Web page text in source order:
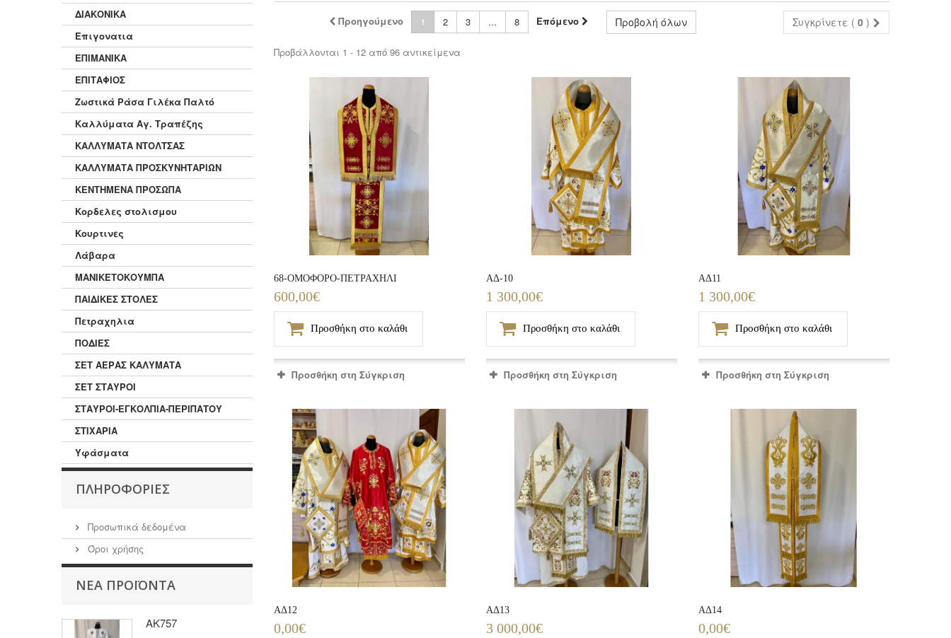
ΔΙΑΚΟΝΙΚΑ
Επιγονατια
ΕΠΙΜΑΝΙΚΑ
ΕΠΙΤΑΦΙΟΣ
Ζωστικά Ράσα Γιλέκα Παλτό
Καλλύματα Αγ. Τραπέζης
ΚΑΛΛΥΜΑΤΑ ΝΤΟΛΤΣΑΣ
ΚΑΛΛΥΜΑΤΑ ΠΡΟΣΚΥΝΗΤΑΡΙΩΝ
ΚΕΝΤΗΜΕΝΑ ΠΡΟΣΩΠΑ
Κορδελες στολισμου
Κουρτινες
Λάβαρα
ΜΑΝΙΚΕΤΟΚΟΥΜΠΑ
ΠΑΙΔΙΚΕΣ ΣΤΟΛΕΣ
Πετραχηλια
ΠΟΔΙΕΣ
ΣΕΤ ΑΕΡΑΣ ΚΑΛΥΜΑΤΑ
ΣΕΤ ΣΤΑΥΡΟΙ
ΣΤΑΥΡΟΙ-ΕΓΚΟΛΠΙΑ-ΠΕΡΙΠΑΤΟΥ
ΣΤΙΧΑΡΙΑ
Υφάσματα
ΠΛΗΡΟΦΟΡΊΕΣ
Προσωπικά δεδομένα
Όροι χρήσης
ΝΈΑ ΠΡΟΪΌΝΤΑ
ΑΚ757
Συγκρίνετε ( 0 )
Προβολή όλων
Προηγούμενο 1 2 3 ... 8 Επόμενο
Προβάλλονται 1 - 12 από 96 αντικείμενα
68-ΟΜΟΦΟΡΟ-ΠΕΤΡΑΧΗΛΙ
600,00€
Προσθήκη στο καλάθι
Προσθήκη στη Σύγκριση
ΑΔ-10
1 300,00€
Προσθήκη στο καλάθι
Προσθήκη στη Σύγκριση
ΑΔ11
1 300,00€
Προσθήκη στο καλάθι
Προσθήκη στη Σύγκριση
ΑΔ12
0,00€
ΑΔ13
3 000,00€
ΑΔ14
0,00€